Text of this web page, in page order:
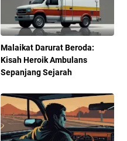
Malaikat Darurat Beroda:
Kisah Heroik Ambulans
Sepanjang Sejarah